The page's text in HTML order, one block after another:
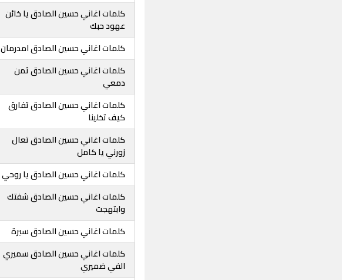
كلمات اغاني حسين الصادق يا خائن
عهود حبك
كلمات اغاني حسين الصادق امدرمان
كلمات اغاني حسين الصادق ثمن
دمعي
كلمات اغاني حسين الصادق تفارق
كيف تخلينا
كلمات اغاني حسين الصادق تعال
زورني يا كامل
كلمات اغاني حسين الصادق يا روحي
كلمات اغاني حسين الصادق شفتك
وابتهجت
كلمات اغاني حسين الصادق سيرة
كلمات اغاني حسين الصادق سميري
الفي ضميري